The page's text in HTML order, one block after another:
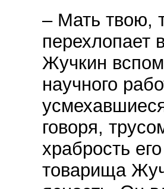
– Мать твою,
перехлопает
Жучкин
научного
говоря,
храбрость
товарища